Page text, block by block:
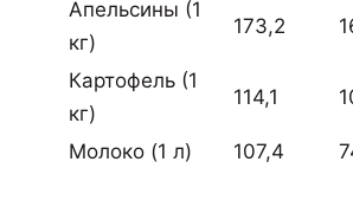
Апельсины (1
кг)
173,2
Картофель (1
кг)
114,1
Молоко (1 л) 107,4